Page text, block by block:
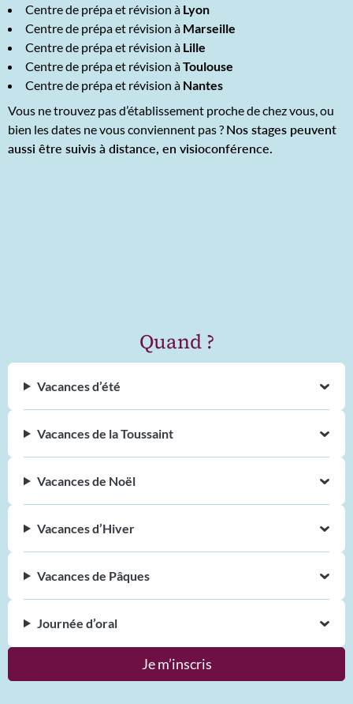
Centre de prépa et révision à Lyon
Centre de prépa et révision à Marseille
Centre de prépa et révision à Lille
Centre de prépa et révision àToulouse
Centre de prépa et révision à Nantes
Vous ne trouvez pas d’établissement proche de chez vous, ou
bien les dates ne vous conviennent pas ? Nos stages peuvent
aussi être suivis à distance, en visioconférence.
Quand ?
Vacances d’été
Vacances de la Toussaint
Vacances de Noël
Vacances d’Hiver
Vacances de Pâques
Journée d’oral
Je m’inscris